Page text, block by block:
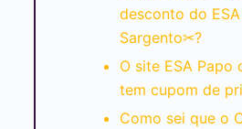
desconto do
Sargento✂?
O site ESA Papo
tem cupom de
Como sei que o